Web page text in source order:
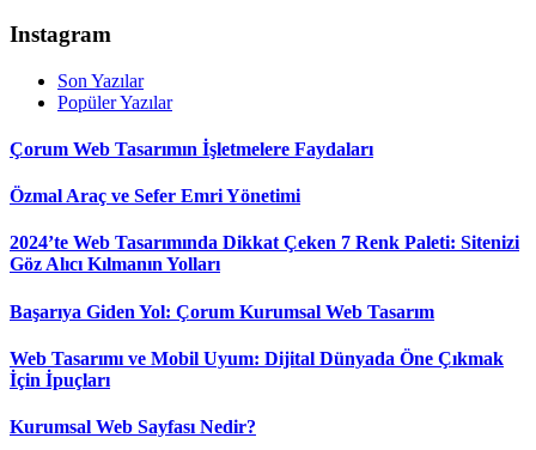
Instagram
Son Yazılar
Popüler Yazılar
Çorum Web Tasarımın İşletmelere Faydaları
Özmal Araç ve Sefer Emri Yönetimi
2024’te Web Tasarımında Dikkat Çeken 7 Renk Paleti: Sitenizi
Göz Alıcı Kılmanın Yolları
Başarıya Giden Yol: Çorum Kurumsal Web Tasarım
Web Tasarımı ve Mobil Uyum: Dijital Dünyada Öne Çıkmak
İçin İpuçları
Kurumsal Web Sayfası Nedir?